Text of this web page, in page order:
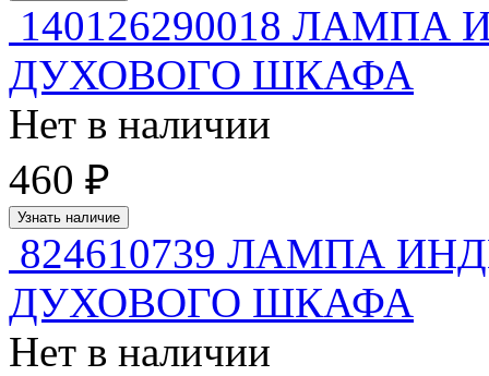
140126290018
ДУХОВОГО ШКАФА
Нет в наличии
460 ₽
Узнать наличие
824610739 ЛАМПА
ДУХОВОГО ШКАФА
Нет в наличии